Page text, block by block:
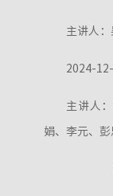
主讲人
2024-
主讲人
娟、李元、